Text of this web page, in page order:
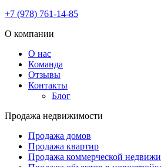
+7 (978) 761-14-85
О компании
О нас
Команда
Отзывы
Контакты
Блог
Продажа недвижимости
Продажа домов
Продажа квартир
Продажа коммерческой